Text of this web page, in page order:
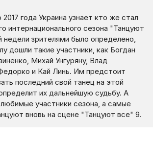
года Украина узнает кто же стал
интернационального сезона "Танцуют
зрителями было определено,
дошли такие участники, как Богдан
Михай Унгуряну, Влад
и Кай Линь. Им предстоит
последний свой танец на этой
их дальнейшую судьбу. А
участники сезона, а самые
вновь на сцене "Танцуют все" 9.